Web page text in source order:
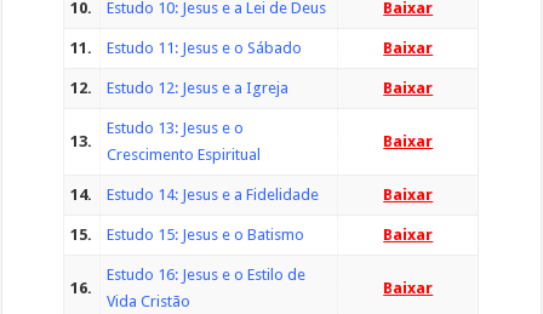
10. Estudo 10: Jesus e a Lei de Deus Baixar
11. Estudo 11: Jesus e o Sábado Baixar
12. Estudo 12: Jesus e a Igreja Baixar
13.
Estudo 13: Jesus e o
Crescimento Espiritual
Baixar
14. Estudo 14: Jesus e a Fidelidade Baixar
15. Estudo 15: Jesus e o Batismo Baixar
16.
Estudo 16: Jesus e o Estilo de
Vida Cristão
Baixar